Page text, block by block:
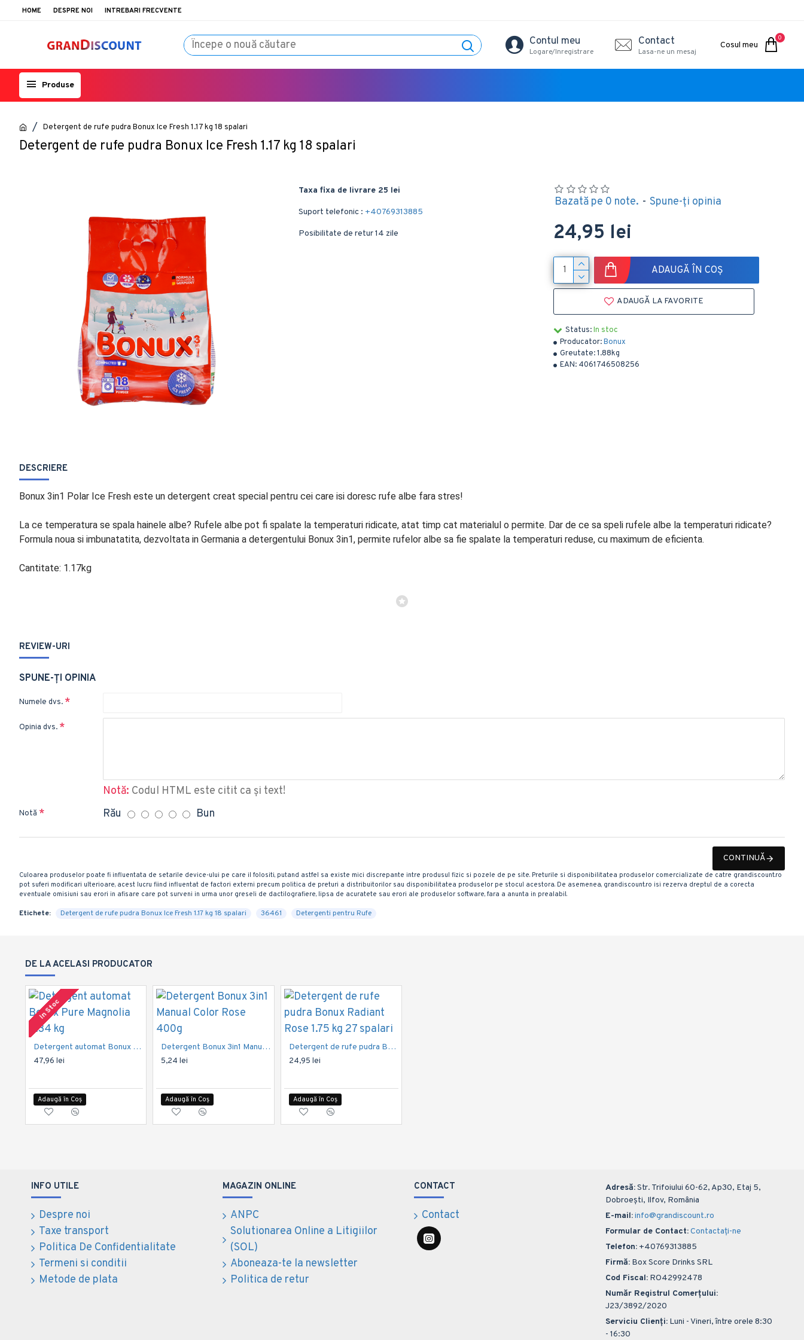
HOME DESPRE NOI INTREBARI FRECVENTE
Contul meu
Logare/Inregistrare
Contact
Lasa-ne un mesaj
Cosul meu
0
Produse
Detergent de rufe pudra Bonux Ice Fresh 1.17 kg 18 spalari
Detergent de rufe pudra Bonux Ice Fresh 1.17 kg 18 spalari
Taxa fixa de livrare 25 lei
Suport telefonic : +40769313885
Posibilitate de retur 14 zile
Status: In stoc
Producator: Bonux
Greutate: 1.88kg
EAN: 4061746508256
Bazată pe 0 note. - Spune-ţi opinia
24,95 lei
ADAUGĂ ÎN COȘ
ADAUGĂ LA FAVORITE
DESCRIERE
Bonux 3in1 Polar Ice Fresh este un detergent creat special pentru cei care isi doresc rufe albe fara stres!
La ce temperatura se spala hainele albe? Rufele albe pot fi spalate la temperaturi ridicate, atat timp cat materialul o permite. Dar de ce sa speli rufele albe la temperaturi ridicate?
Formula noua si imbunatatita, dezvoltata in Germania a detergentului Bonux 3in1, permite rufelor albe sa fie spalate la temperaturi reduse, cu maximum de eficienta.
Cantitate: 1.17kg
REVIEW-URI
SPUNE-ŢI OPINIA
Numele dvs.
Opinia dvs.
Notă: Codul HTML este citit ca şi text!
Notă Rău Bun
CONTINUĂ
Culoarea produselor poate fi influentata de setarile device-ului pe care il folositi, putand astfel sa existe mici discrepante intre produsul fizic si pozele de pe site. Preturile si disponibilitatea produselor comercializate de catre grandiscount.ro
pot suferi modificari ulterioare, acest lucru fiind influentat de factori externi precum politica de preturi a distribuitorilor sau disponibilitatea produselor pe stocul acestora. De asemenea, grandiscount.ro isi rezerva dreptul de a corecta
eventuale omisiuni sau erori in afisare care pot surveni in urma unor greseli de dactilografiere, lipsa de acuratete sau erori ale produselor software, fara a anunta in prealabil.
Etichete: Detergent de rufe pudra Bonux Ice Fresh 1.17 kg 18 spalari 36461 Detergenti pentru Rufe
DE LA ACELASI PRODUCATOR
In Stoc
Detergent automat Bonux Pure Magnolia 2.34 kg
47,96 lei
Adaugă în Coș
Detergent Bonux 3in1 Manual Color Rose 400g
5,24 lei
Adaugă în Coș
Detergent de rufe pudra Bonux Radiant Rose 1.75 kg 27 spalari
24,95 lei
Adaugă în Coș
INFO UTILE
Despre noi
Taxe transport
Politica De Confidentialitate
Termeni si conditii
Metode de plata
MAGAZIN ONLINE
ANPC
Solutionarea Online a Litigiilor
(SOL)
Aboneaza-te la newsletter
Politica de retur
CONTACT
Contact
Adresă:Str. Trifoiului 60-62, Ap30, Etaj 5,
Dobroești, Ilfov, România
E-mail:info@grandiscount.ro
Formular de Contact:Contactați-ne
Telefon: +40769313885
Firmă: Box Score Drinks SRL
Cod Fiscal: RO42992478
Număr Registrul Comerțului:
J23/3892/2020
Serviciu Clienți: Luni - Vineri, între orele 8:30
- 16:30